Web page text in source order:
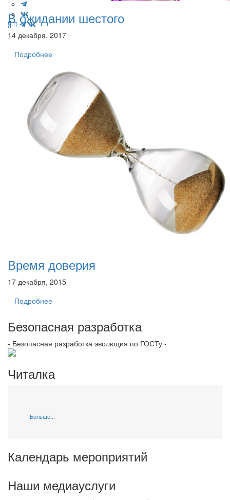
В ожидании шестого
14 декабря, 2017
Подробнее
Время доверия
17 декабря, 2015
Подробнее
Безопасная разработка
- Безопасная разработка эволюция по ГОСТу -
Читалка
Больше...
Календарь мероприятий
Наши медиауслуги